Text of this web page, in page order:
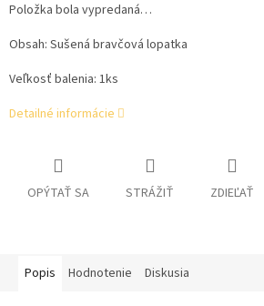
Položka bola vypredaná…
Obsah: Sušená bravčová lopatka
Veľkosť balenia: 1ks
Detailné informácie
OPÝTAŤ SA STRÁŽIŤ ZDIEĽAŤ
Popis Hodnotenie Diskusia